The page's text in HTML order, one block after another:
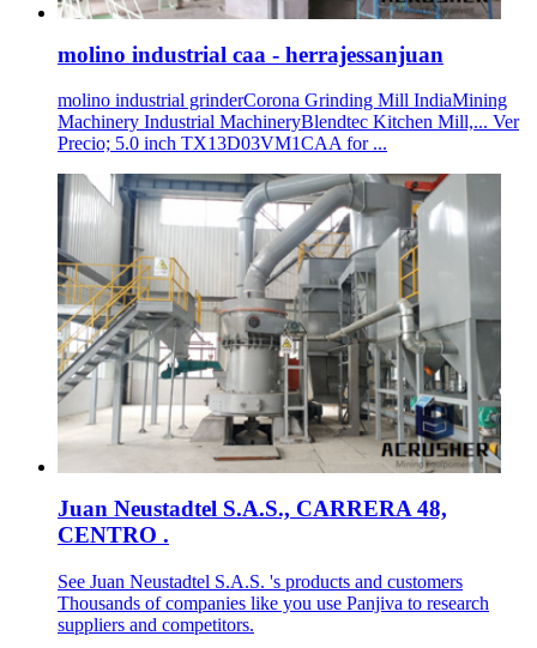
molino industrial caa - herrajessanjuan
molino industrial grinderCorona Grinding Mill IndiaMining
Machinery Industrial MachineryBlendtec Kitchen Mill,... Ver
Precio; 5.0 inch TX13D03VM1CAA for ...
Juan Neustadtel S.A.S., CARRERA 48,
CENTRO .
See Juan Neustadtel S.A.S. 's products and customers
Thousands of companies like you use Panjiva to research
suppliers and competitors.